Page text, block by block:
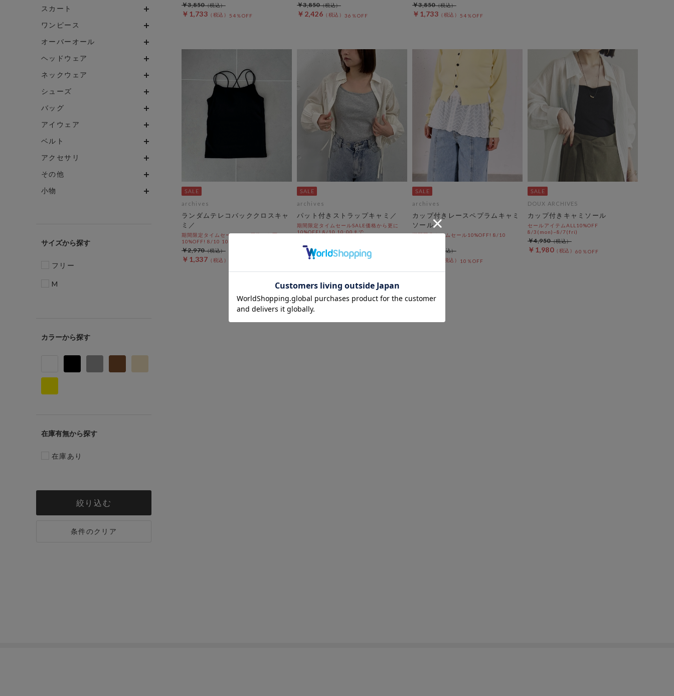
スカート
ワンピース
オーバーオール
ヘッドウェア
ネックウェア
シューズ
バッグ
アイウェア
ベルト
アクセサリ
その他
小物
サイズ
フリー
M
カラー
在庫有無
在庫あり
絞り込む
条件のクリア
￥1,733 54％OFF
￥3,850
￥2,426 36％OFF
￥3,850
￥1,733 54％OFF
￥3,850
archives
ランダムテレコバッククロスキャ
ミ／
期間限定タイムセールSALE価格から更に
10%OFF! 8/10 10:00まで
￥1,337
￥2,970
archives
パット付きストラップキャミ／
期間限定タイムセールSALE価格から更に
10%OFF! 8/10 10:00まで
￥1,337 54％OFF
archives
カップ付きレースペプラムキャミ
ソール
期間限定タイムセール10%OFF! 8/10
10％OFF
DOUX ARCHIVES
カップ付きキャミソール
セールアイテムALL10%OFF
8/3(mon)~8/7(fri)
￥1,980 60％OFF
￥4,950